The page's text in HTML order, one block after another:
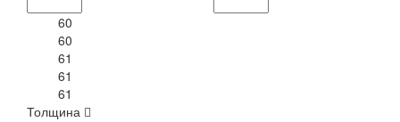
60
60
61
61
61
Толщина